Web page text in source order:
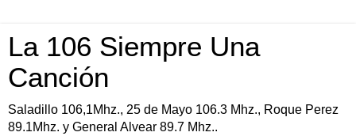
La 106 Siempre Una
Canción
Saladillo 106,1Mhz., 25 de Mayo 106.3 Mhz., Roque Perez
89.1Mhz. y General Alvear 89.7 Mhz..